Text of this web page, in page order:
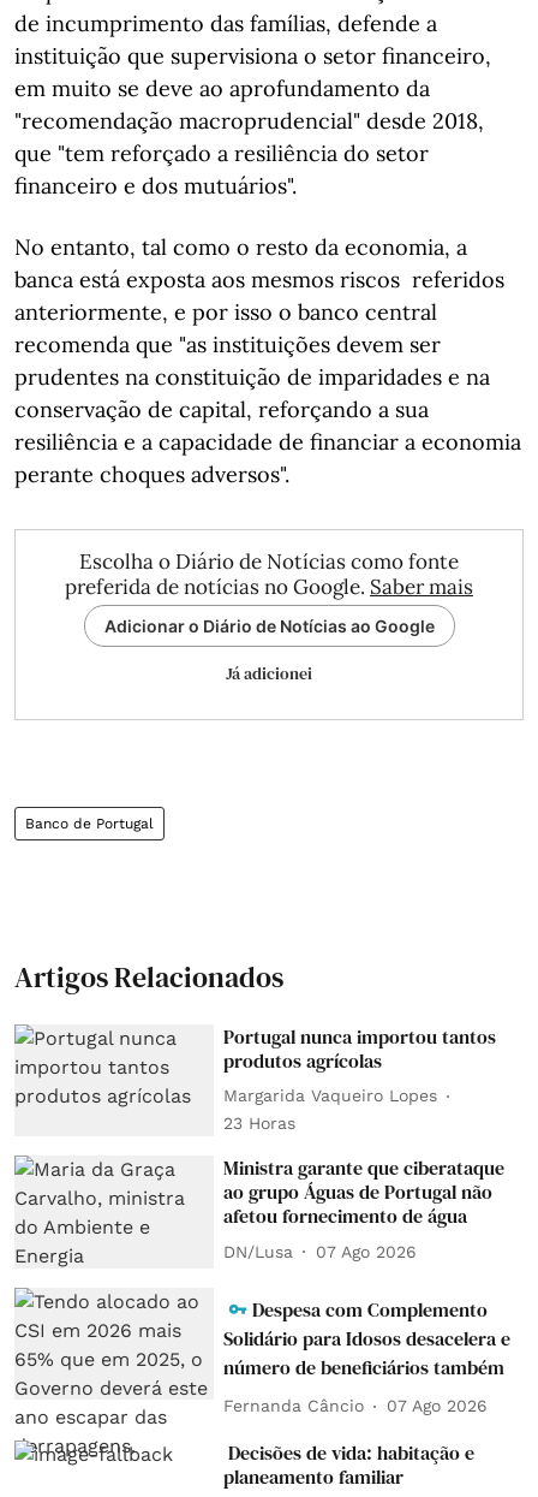
de incumprimento das famílias, defende a
instituição que supervisiona o setor financeiro,
em muito se deve ao aprofundamento da
"recomendação macroprudencial" desde 2018,
que "tem reforçado a resiliência do setor
financeiro e dos mutuários".
No entanto, tal como o resto da economia, a
banca está exposta aos mesmos riscos referidos
anteriormente, e por isso o banco central
recomenda que "as instituições devem ser
prudentes na constituição de imparidades e na
conservação de capital, reforçando a sua
resiliência e a capacidade de financiar a economia
perante choques adversos".
Escolha o Diário de Notícias como fonte
preferida de notícias no Google. Saber mais
Adicionar o Diário de Notícias ao Google
Já adicionei
Banco de Portugal
Artigos Relacionados
Portugal nunca importou tantos
produtos agrícolas
Margarida Vaqueiro Lopes
23 Horas
Ministra garante que ciberataque
ao grupo Águas de Portugal não
afetou fornecimento de água
DN/Lusa 07 Ago 2026
Despesa com Complemento
Solidário para Idosos desacelera e
número de beneficiários também
Fernanda Câncio 07 Ago 2026
Decisões de vida: habitação e
planeamento familiar